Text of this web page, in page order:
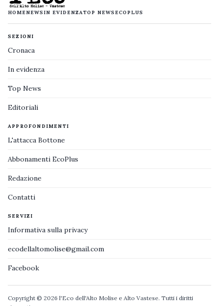
HOMENEWS IN EVIDENZATOP NEWS ECOPLUS
SEZIONI
Cronaca
In evidenza
Top News
Editoriali
APPROFONDIMENTI
L'attacca Bottone
Abbonamenti EcoPlus
Redazione
Contatti
SERVIZI
Informativa sulla privacy
ecodellaltomolise@gmail.com
Facebook
Copyright © 2026 l'Eco dell'Alto Molise e Alto Vastese. Tutti i diritti